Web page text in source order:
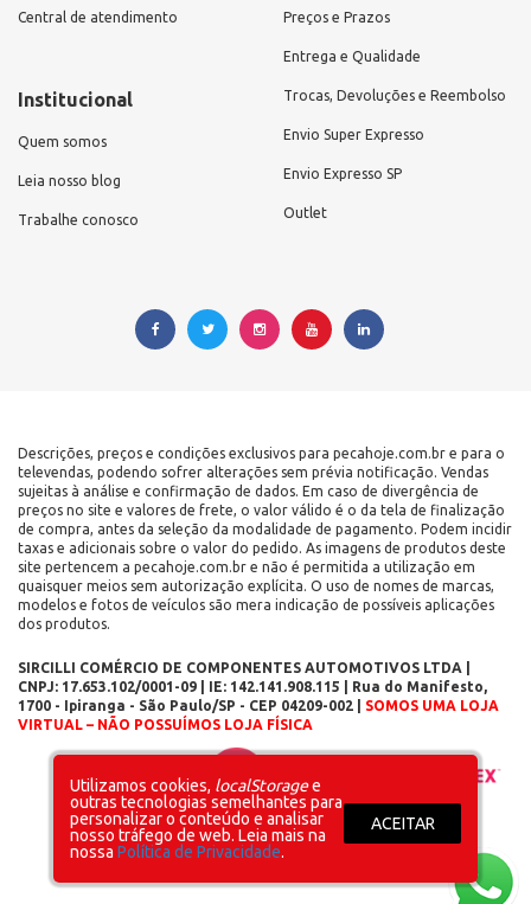
Central de atendimento
Institucional
Quem somos
Leia nosso blog
Trabalhe conosco
Preços e Prazos
Entrega e Qualidade
Trocas, Devoluções e Reembolso
Envio Super Expresso
Envio Expresso SP
Outlet
Descrições, preços e condições exclusivos para pecahoje.com.br e para o
televendas, podendo sofrer alterações sem prévia notificação. Vendas
sujeitas à análise e confirmação de dados. Em caso de divergência de
preços no site e valores de frete, o valor válido é o da tela de finalização
de compra, antes da seleção da modalidade de pagamento. Podem incidir
taxas e adicionais sobre o valor do pedido. As imagens de produtos deste
site pertencem a pecahoje.com.br e não é permitida a utilização em
quaisquer meios sem autorização explícita. O uso de nomes de marcas,
modelos e fotos de veículos são mera indicação de possíveis aplicações
dos produtos.
SIRCILLI COMÉRCIO DE COMPONENTES AUTOMOTIVOS LTDA |
CNPJ: 17.653.102/0001-09 | IE: 142.141.908.115 | Rua do Manifesto,
1700 - Ipiranga - São Paulo/SP - CEP 04209-002 | SOMOS UMA LOJA
VIRTUAL – NÃO POSSUÍMOS LOJA FÍSICA
Layout inicial
ACEITAR
Utilizamos cookies, localStoragee
outras tecnologias semelhantes para
personalizar o conteúdo e analisar
nosso tráfego de web. Leia mais na
nossa Política de Privacidade.